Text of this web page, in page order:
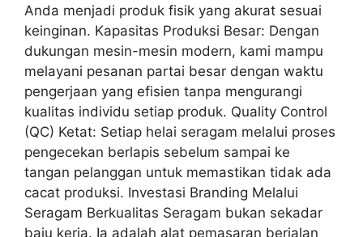
Anda menjadi produk fisik yang akurat sesuai
keinginan. Kapasitas Produksi Besar: Dengan
dukungan mesin-mesin modern, kami mampu
melayani pesanan partai besar dengan waktu
pengerjaan yang efisien tanpa mengurangi
kualitas individu setiap produk. Quality Control
(QC) Ketat: Setiap helai seragam melalui proses
pengecekan berlapis sebelum sampai ke
tangan pelanggan untuk memastikan tidak ada
cacat produksi. Investasi Branding Melalui
Seragam Berkualitas Seragam bukan sekadar
baju kerja. Ia adalah alat pemasaran berjalan